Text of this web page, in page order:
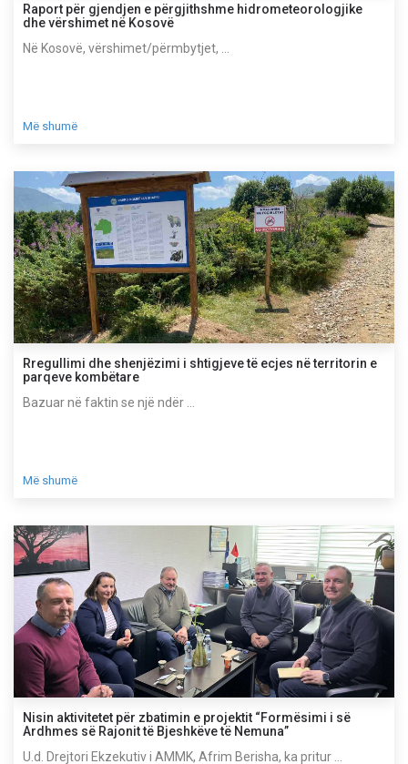
Raport për gjendjen e përgjithshme hidrometeorologjike
dhe vërshimet në Kosovë
Në Kosovë, vërshimet/përmbytjet, ...
Më shumë
Rregullimi dhe shenjëzimi i shtigjeve të ecjes në territorin e
parqeve kombëtare
Bazuar në faktin se një ndër ...
Më shumë
Nisin aktivitetet për zbatimin e projektit “Formësimi i së
Ardhmes së Rajonit të Bjeshkëve të Nemuna”
U.d. Drejtori Ekzekutiv i AMMK, Afrim Berisha, ka pritur ...